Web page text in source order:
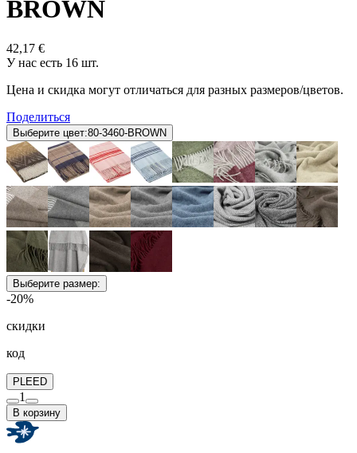
BROWN
42,17 €
У нас есть 16 шт.
Цена и скидка могут отличаться для разных размеров/цветов.
Поделиться
Выберите цвет:80-3460-BROWN
Выберите размер:
-20%
скидки
код
PLEED
1
В корзину